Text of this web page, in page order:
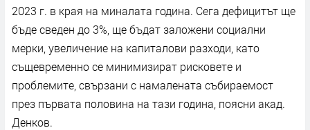
2023 г. в края на миналата година. Сега дефицитът ще
бъде сведен до 3%, ще бъдат заложени социални
мерки, увеличение на капиталови разходи, като
същевременно се минимизират рисковете и
проблемите, свързани с намалената събираемост
през първата половина на тази година, поясни акад.
Денков.